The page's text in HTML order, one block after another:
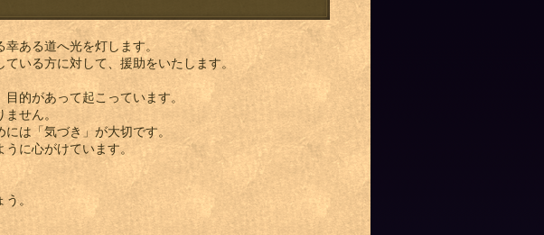
ある道へ光を灯します。
いる方に対して、援助をいたします。
的があって起こっています。
せん。
は「気づき」が大切です。
に心がけています。
。